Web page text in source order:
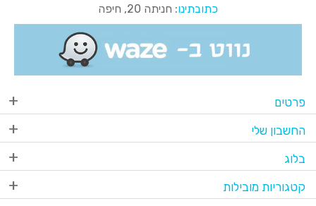
כתובתינו: חניתה 20, חיפה
פרטים
החשבון שלי
בלוג
קטגוריות מובילות